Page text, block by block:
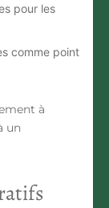
pour les
comme point
à
un